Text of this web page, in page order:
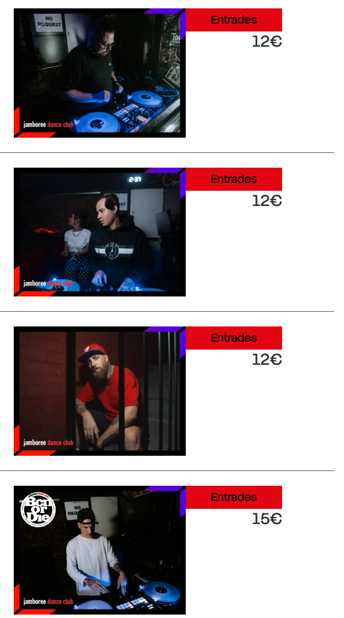
Entrades
12€
Entrades
12€
Entrades
12€
Entrades
15€